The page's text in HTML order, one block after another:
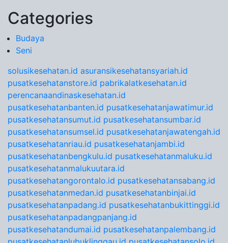
Categories
Budaya
Seni
solusikesehatan.id asuransikesehatansyariah.id
pusatkesehatanstore.id pabrikalatkesehatan.id
perencanaandinaskesehatan.id
pusatkesehatanbanten.id pusatkesehatanjawatimur.id
pusatkesehatansumut.id pusatkesehatansumbar.id
pusatkesehatansumsel.id pusatkesehatanjawatengah.id
pusatkesehatanriau.id pusatkesehatanjambi.id
pusatkesehatanbengkulu.id pusatkesehatanmaluku.id
pusatkesehatanmalukuutara.id
pusatkesehatangorontalo.id pusatkesehatansabang.id
pusatkesehatanmedan.id pusatkesehatanbinjai.id
pusatkesehatanpadang.id pusatkesehatanbukittinggi.id
pusatkesehatanpadangpanjang.id
pusatkesehatandumai.id pusatkesehatanpalembang.id